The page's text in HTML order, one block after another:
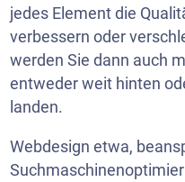
jedes Element die
verbessern oder
werden Sie dann auch
entweder weit hinten
landen.
Webdesign etwa,